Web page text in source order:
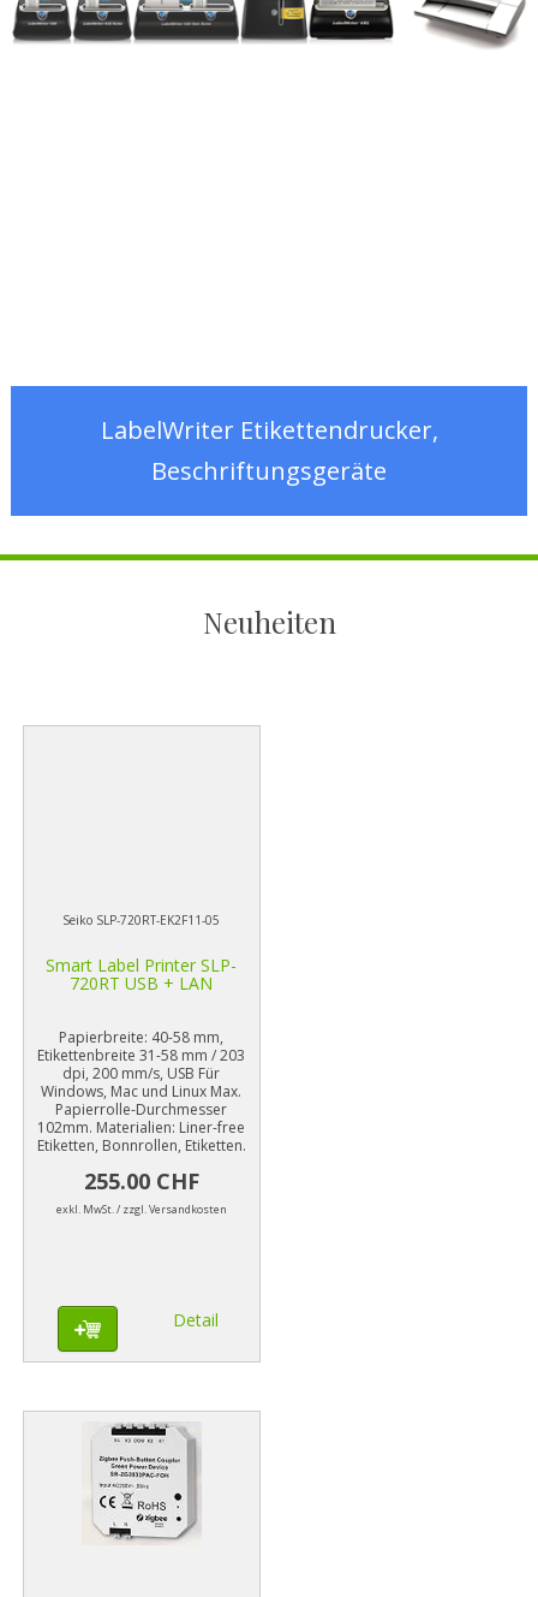
LabelWriter Etikettendrucker,
Beschriftungsgeräte
Neuheiten
Seiko SLP-720RT-EK2F11-05
Smart Label Printer SLP-
720RT USB + LAN
Papierbreite: 40-58 mm,
Etikettenbreite 31-58 mm / 203
dpi, 200 mm/s, USB Für
Windows, Mac und Linux Max.
Papierrolle-Durchmesser
102mm. Materialien: Liner-free
Etiketten, Bonnrollen, Etiketten.
255.00 CHF
exkl. MwSt. / zzgl. Versandkosten
Detail